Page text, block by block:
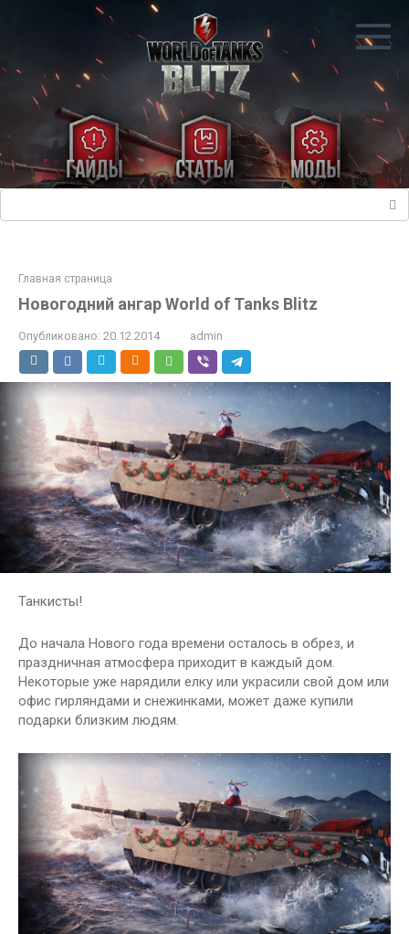
Главная страница
Новогодний ангар World of Tanks Blitz
Опубликовано: 20.12.2014 admin
Танкисты!
До начала Нового года времени осталось в обрез, и
праздничная атмосфера приходит в каждый дом.
Некоторые уже нарядили елку или украсили свой дом или
офис гирляндами и снежинками, может даже купили
подарки близким людям.